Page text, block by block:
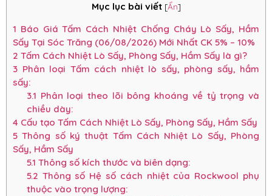
Mục lục bài viết [Ẩn]
1 Báo Giá Tấm Cách Nhiệt Chống Cháy Lò Sấy, Hầm
Sấy Tại Sóc Trăng (06/08/2026) Mới Nhất CK 5% – 10%
2 Tấm Cách Nhiệt Lò Sấy, Phòng Sấy, Hầm Sấy là gì?
3 Phân loại Tấm cách nhiệt lò sấy, phòng sấy, hầm
sấy:
3.1 Phân loại theo lõi bông khoáng về tỷ trọng và
chiều dày:
4 Cấu tạo Tấm Cách Nhiệt Lò Sấy, Phòng Sấy, Hầm Sấy
5 Thông số ký thuật Tấm Cách Nhiệt Lò Sấy, Phòng
Sấy, Hầm Sấy
5.1 Thông số kích thước và biên dạng:
5.2 Thông số Hệ số cách nhiệt của Rockwool phụ
thuộc vào trọng lượng: